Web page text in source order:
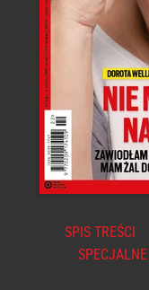
SPIS TREŚCI
SPECJALNE